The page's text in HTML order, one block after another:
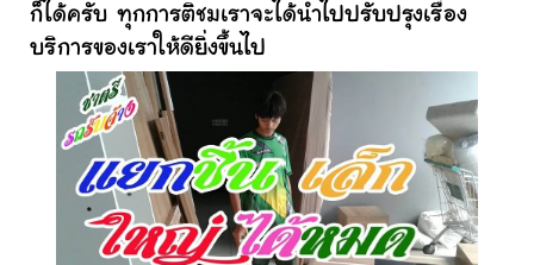
ก็ได้ครับ ทุกการติชมเราจะได้นำไปปรับปรุงเรื่อง
บริการของเราให้ดียิ่งขึ้นไป